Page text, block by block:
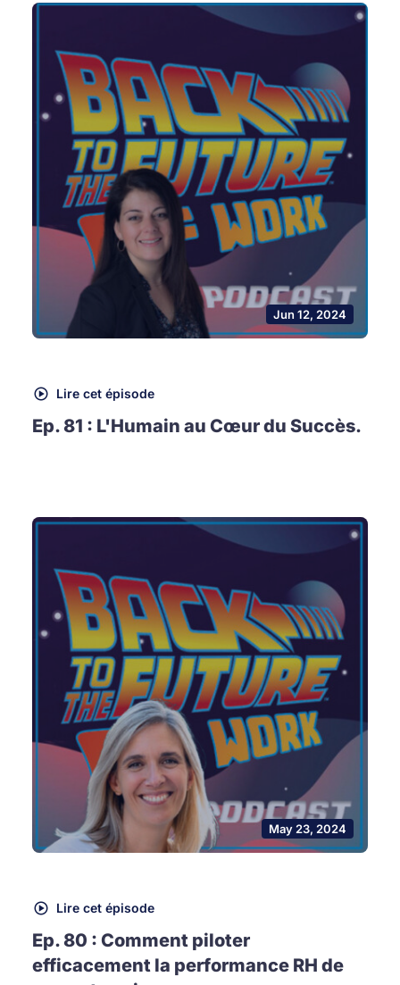
Jun 12, 2024
Lire cet épisode
Ep. 81 : L'Humain au Cœur du Succès.
May 23, 2024
Lire cet épisode
Ep. 80 : Comment piloter
efficacement la performance RH de